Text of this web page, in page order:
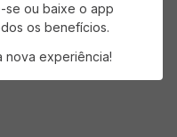
se ou baixe o app
os benefícios.
nova experiência!